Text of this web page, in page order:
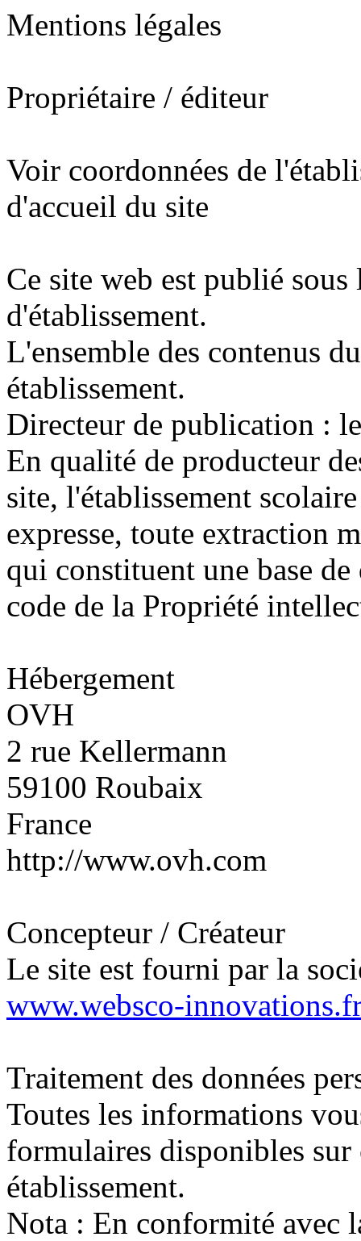
Mentions légales
Propriétaire / éditeur
Voir coordonnées de
d'accueil du site
Ce site web est publié
d'établissement.
L'ensemble des contenus
établissement.
Directeur de publication :
En qualité de producteur
site, l'établissement
expresse, toute extraction
qui constituent une base
code de la Propriété
Hébergement
OVH
2 rue Kellermann
59100 Roubaix
France
http://www.ovh.com
Concepteur / Créateur
Le site est fourni par la
www.websco-
Traitement des données
Toutes les informations
formulaires disponibles sur
établissement.
Nota : En conformité avec